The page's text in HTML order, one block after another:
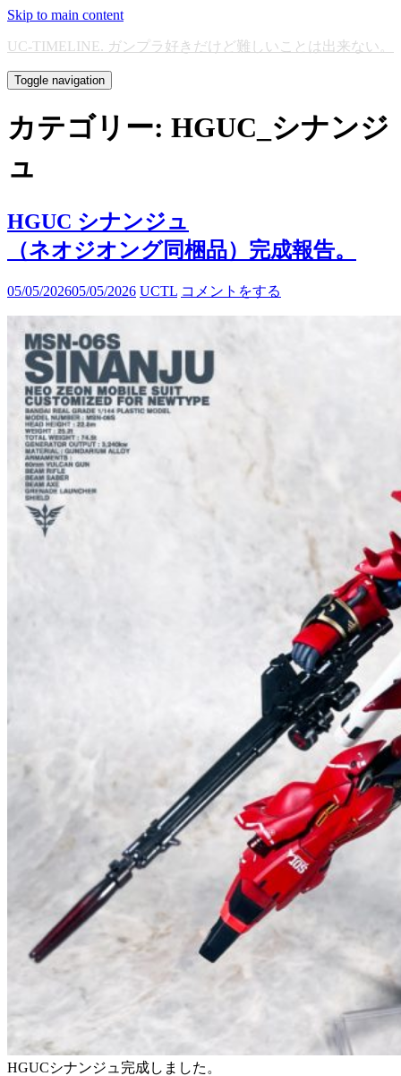
Skip to main content
UC-TIMELINE. ガンプラ好きだけど難しいことは出来ない。
Toggle navigation
カテゴリー: HGUC_シナンジ
ュ
HGUC シナンジュ
（ネオジオング同梱品）完成報告。
05/05/202605/05/2026 UCTL コメントをする
HGUCシナンジュ完成しました。